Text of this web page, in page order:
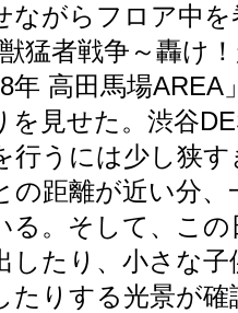
ながらフロア中
猛者戦争～轟け
年 高田馬場AREA
を見せた。渋谷
行うには少し狭
の距離が近い分、
る。そして、こ
したり、小さな子
たりする光景が確